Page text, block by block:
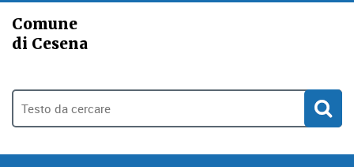
Comune
di Cesena